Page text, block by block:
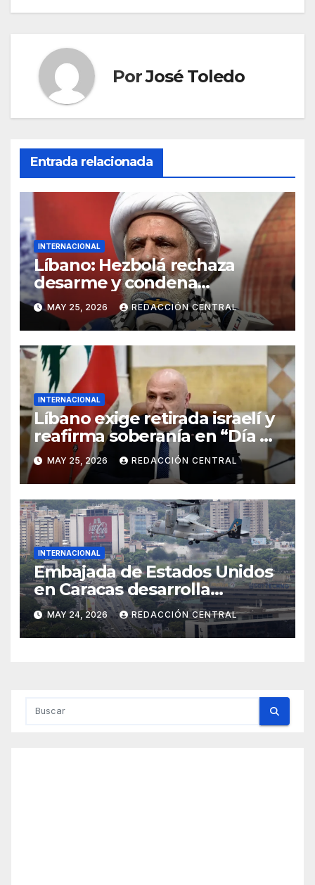
PorJosé Toledo
Entrada relacionada
INTERNACIONAL
Líbano: Hezbolá rechaza
desarme y condena
injerencia de EE.UU.
MAY 25, 2026 REDACCIÓN CENTRAL
INTERNACIONAL
Líbano exige retirada israelí y
reafirma soberanía en “Día de
la Resistencia y la Liberación”
MAY 25, 2026 REDACCIÓN CENTRAL
INTERNACIONAL
Embajada de Estados Unidos
en Caracas desarrolla
simulacro aéreo de
evacuación y contingencia
MAY 24, 2026 REDACCIÓN CENTRAL